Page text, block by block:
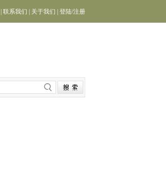
联系我们 关于我们 登陆/注册